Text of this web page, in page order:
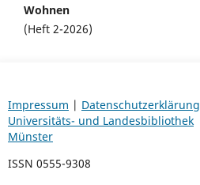
Wohnen
(Heft 2-2026)
Impressum | Datenschutzerklärung
Universitäts- und Landesbibliothek
Münster
ISSN 0555-9308